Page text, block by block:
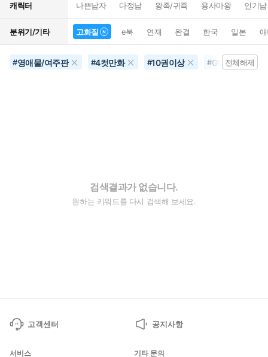
캐릭터 나쁜남자 다정남 왕족/귀족 용사마왕 인기남
분위기/기타 고화질 e북 연재 완결 한국 일본
#영애물/여주판 #4컷만화 #10권이상 #GL/백합
전체해제
검색결과가 없습니다.
원하는 키워드를 다시 검색해 보세요.
고객센터 공지사항
서비스 기타 문의